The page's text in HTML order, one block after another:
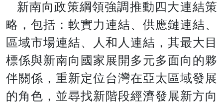
新南向政策綱領強調推動四大連結策
略，包括：軟實力連結、供應鏈連結、
區域市場連結、人和人連結，其最大目
標係與新南向國家展開多元多面向的夥
伴關係，重新定位台灣在亞太區域發展
的角色，並尋找新階段經濟發展新方向